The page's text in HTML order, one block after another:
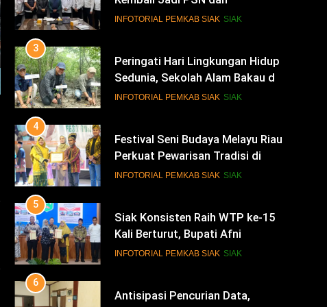
Siak Cetak Generasi Penjaga
INFOTORIAL PEMKAB SIAK SIAK
4
Festival Seni Budaya Melayu Riau
Perkuat Pewarisan Tradisi di
Negeri Istana
INFOTORIAL PEMKAB SIAK SIAK
5
Siak Konsisten Raih WTP ke-15
Kali Berturut, Bupati Afni
Tekankan Penguatan Tata Kelola
INFOTORIAL PEMKAB SIAK SIAK
6
Antisipasi Pencurian Data,
Diskominfo Siak Perkuat Tim
Tanggap Insiden Siber
INFOTORIAL PEMKAB SIAK SIAK
7
Safari Ramadan di Pedalaman